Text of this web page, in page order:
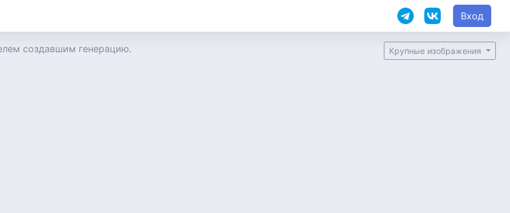
Вход
создавшим генерацию. Крупные изображения